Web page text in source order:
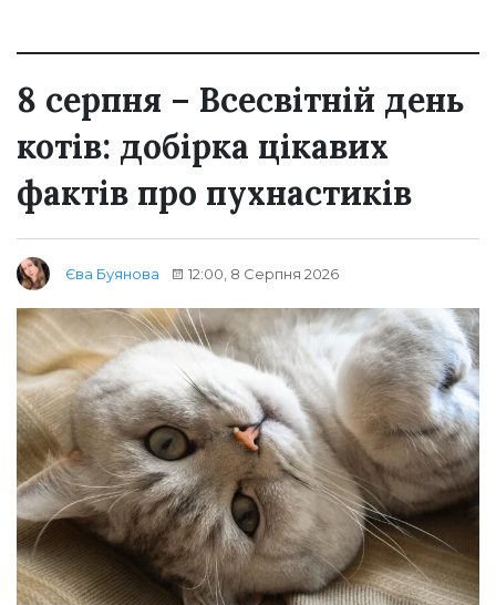
8 серпня – Всесвітній день
котів: добірка цікавих
фактів про пухнастиків
Єва Буянова 12:00, 8 Серпня 2026